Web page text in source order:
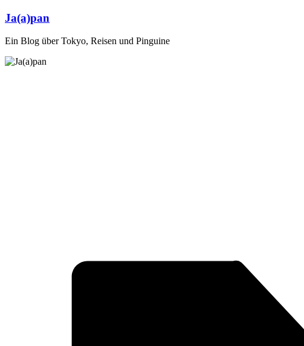
Zum
Inhalt
springen
Ja(a)pan
Ein Blog über Tokyo, Reisen und Pinguine